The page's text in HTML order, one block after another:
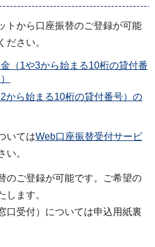
トから口座振替のご登録が可能
ださい。
（1や3から始まる10桁の貸付番
から始まる10桁の貸付番号）の
いてはWeb口座振替受付サービ
い。
のご登録が可能です。ご希望の
します。
口受付）については申込用紙裏